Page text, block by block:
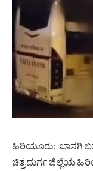
ಹಿರಿಯೂರು: ಖಾಸಗಿ
ಚಿತ್ರದುರ್ಗ ಜಿಲ್ಲೆಯ